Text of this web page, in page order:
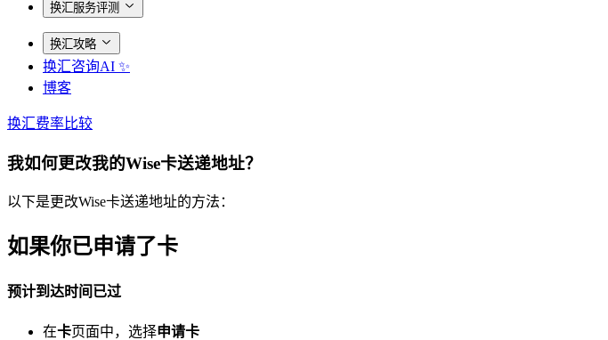
换汇服务评测
换汇攻略
换汇咨询AI ✨
博客
换汇费率比较
我如何更改我的Wise卡送递地址？
以下是更改Wise卡送递地址的方法：
如果你已申请了卡
预计到达时间已过
在卡页面中，选择申请卡